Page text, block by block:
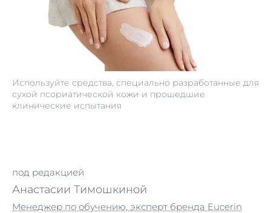
Используйте средства, специально разработанные для
сухой псориатической кожи и прошедшие
клинические испытания
под редакцией
Анастасии Тимошкиной
Менеджер по обучению, эксперт бренда Eucerin